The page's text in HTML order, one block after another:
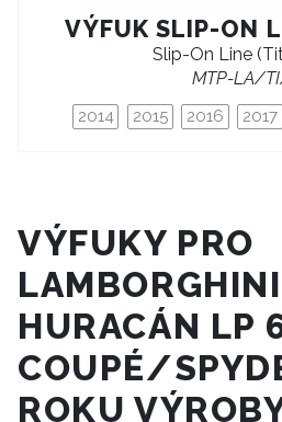
VÝFUK SLIP-ON
Slip-On Line
MTP-LA/
2014 2015 2016 2017
VÝFUKY PRO
LAMBORGHINI
HURACÁN LP
COUPÉ/
ROKU